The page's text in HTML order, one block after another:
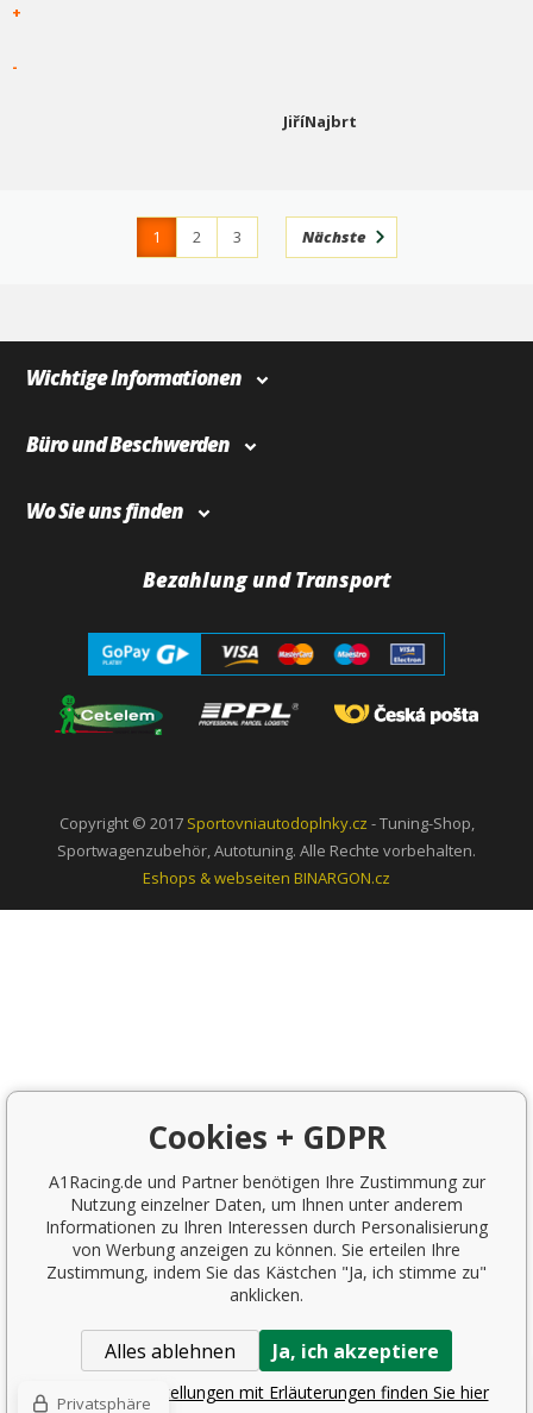
+
-
JiříNajbrt
1 2
3
Nächste
Wichtige Informationen
Büro und Beschwerden
Wo Sie uns finden
Bezahlung und Transport
Copyright © 2017 Sportovniautodoplnky.cz - Tuning-Shop,
Sportwagenzubehör, Autotuning. Alle Rechte vorbehalten.
Eshops & webseiten BINARGON.cz
Cookies + GDPR
A1Racing.de und Partner benötigen Ihre Zustimmung zur
Nutzung einzelner Daten, um Ihnen unter anderem
Informationen zu Ihren Interessen durch Personalisierung
von Werbung anzeigen zu können. Sie erteilen Ihre
Zustimmung, indem Sie das Kästchen "Ja, ich stimme zu"
anklicken.
Alles ablehnen Ja, ich akzeptiere
Detaillierte Einstellungen mit Erläuterungen finden Sie hier
Privatsphäre